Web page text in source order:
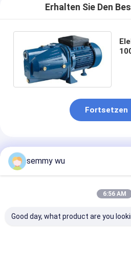
Erhalten Sie Den
Fortsetzen
Empfohlene Produkte
semmy wu
6:56 AM
Good day, what product are you